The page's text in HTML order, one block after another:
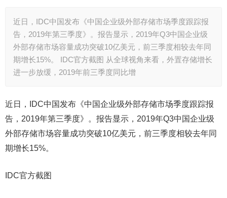
近日，IDC中国发布《中国企业级外部存储市场季度跟踪报
告，2019年第三季度》。报告显示，2019年Q3中国企业级
外部存储市场容量成功突破10亿美元，前三季度相较去年同
期增长15%。 IDC官方截图 从全球视角来看，外置存储增长
进一步放缓，2019年前三季度同比增
近日，IDC中国发布《中国企业级外部存储市场季度跟踪报
告，2019年第三季度》。报告显示，2019年Q3中国企业级
外部存储市场容量成功突破10亿美元，前三季度相较去年同
期增长15%。
IDC官方截图